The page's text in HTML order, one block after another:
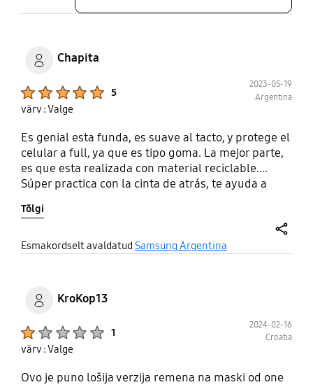
Chapita
5
2023-05-19
Argentina
värv : Valge
Es genial esta funda, es suave al tacto, y protege el
celular a full, ya que es tipo goma. La mejor parte,
es que esta realizada con material reciclable....
Súper practica con la cinta de atrás, te ayuda a
La súper recomiendo! 🙌🏼
Tõlgi
Esmakordselt avaldatud Samsung Argentina
KroKop13
1
2024-02-16
Croatia
värv : Valge
Ovo je puno lošija verzija remena na maski od one